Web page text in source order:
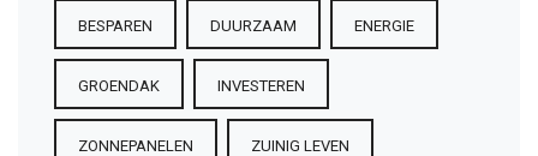
BESPAREN DUURZAAM ENERGIE
GROENDAK INVESTEREN
ZONNEPANELEN ZUINIG LEVEN